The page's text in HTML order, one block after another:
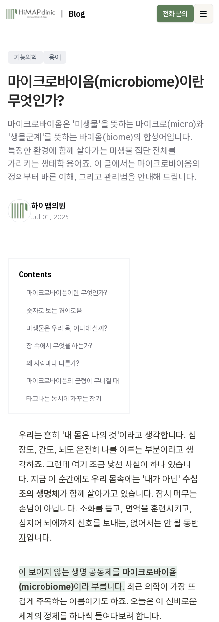
Blog 전화 문의
기능의학 용어
마이크로바이옴(microbiome)이란
무엇인가?
마이크로바이옴은 '미생물'을 뜻하는 마이크로(micro)와
'생물군계'를 뜻하는 바이옴(biome)의 합성어입니다.
특정한 환경에 함께 살아가는 미생물 집단 전체를
가리키는 생태학 용어죠. 이 글에서는 마이크로바이옴의
정의부터 바른 이해, 그리고 관리법을 안내해 드립니다.
하이맵의원
Jul 01, 2026
Contents
마이크로바이옴이란 무엇인가?
숫자로 보는 경이로움
미생물은 우리 몸, 어디에 살까?
장 속에서 무엇을 하는가?
왜 사람마다 다른가?
마이크로바이옴의 균형이 무너질 때
타고나는 동시에 가꾸는 장기
우리는 흔히 '내 몸은 나의 것'이라고 생각합니다. 심
장도, 간도, 뇌도 온전히 나를 이루는 부분이라고 생
각하죠. 그런데 여기 조금 낯선 사실이 하나 있습니
다. 지금 이 순간에도 우리 몸속에는 '내가 아닌' 수십
조의 생명체가 함께 살아가고 있습니다. 잠시 머무는
손님이 아닙니다. 소화를 돕고, 면역을 훈련시키고,
심지어 뇌에까지 신호를 보내는, 없어서는 안 될 동반
자입니다.
이 보이지 않는 생명 공동체를 마이크로바이옴
(microbiome)이라 부릅니다. 최근 의학이 가장 뜨
겁게 주목하는 이름이기도 하죠. 오늘은 이 신비로운
세계의 정체를 하나씩 들여다보려 합니다.